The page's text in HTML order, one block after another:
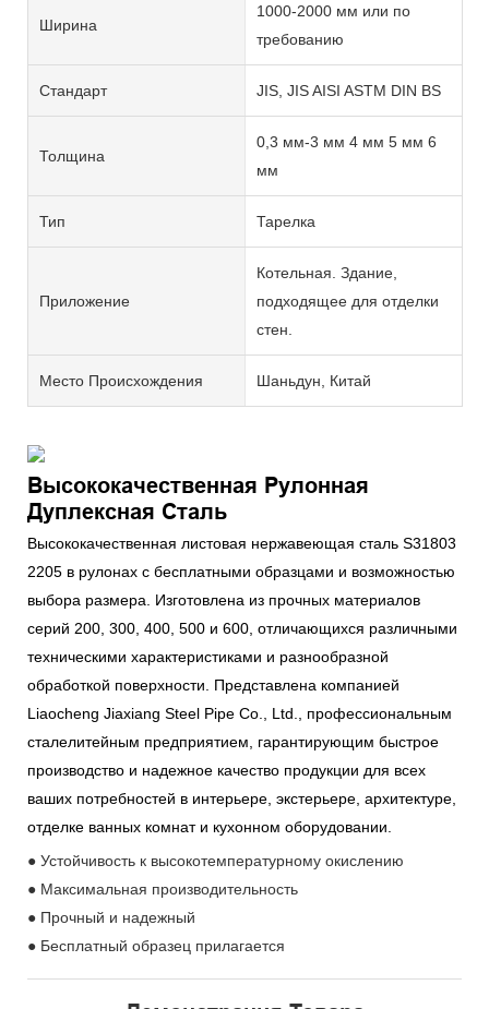
Ширина
1000-2000 мм или по
требованию
Стандарт JIS, JIS AISI ASTM DIN BS
Толщина
0,3 мм-3 мм 4 мм 5 мм 6
мм
Тип Тарелка
Приложение
Котельная. Здание,
подходящее для отделки
стен.
Место Происхождения Шаньдун, Китай
Высококачественная Рулонная
Дуплексная Сталь
Высококачественная листовая нержавеющая сталь S31803
2205 в рулонах с бесплатными образцами и возможностью
выбора размера. Изготовлена ​​из прочных материалов
серий 200, 300, 400, 500 и 600, отличающихся различными
техническими характеристиками и разнообразной
обработкой поверхности. Представлена ​​компанией
Liaocheng Jiaxiang Steel Pipe Co., Ltd., профессиональным
сталелитейным предприятием, гарантирующим быстрое
производство и надежное качество продукции для всех
ваших потребностей в интерьере, экстерьере, архитектуре,
отделке ванных комнат и кухонном оборудовании.
● Устойчивость к высокотемпературному окислению
● Максимальная производительность
● Прочный и надежный
● Бесплатный образец прилагается